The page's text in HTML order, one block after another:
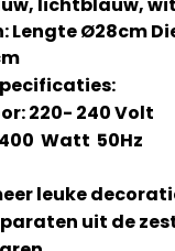
lichtblauw, wit
Ø28cm
220- 240 Volt
Watt 50Hz
leuke
uit de